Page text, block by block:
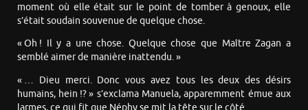
moment où elle était sur le point de tomber à genoux, elle
s’était soudain souvenue de quelque chose.
« Oh ! Il y a une chose. Quelque chose que Maître Zagan a
semblé aimer de manière inattendu. »
« … Dieu merci. Donc vous avez tous les deux des désirs
humains, hein !? » s’exclama Manuela, apparemment émue aux
larmes, ce qui fit que Néphy se mit la tête sur le côté.